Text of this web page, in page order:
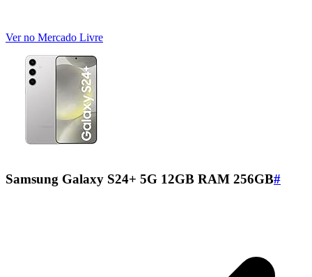
Ver no Mercado Livre
Samsung Galaxy S24+ 5G 12GB RAM 256GB#